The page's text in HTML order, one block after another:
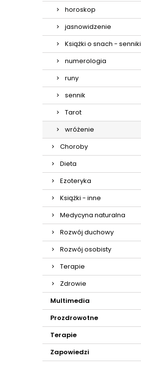
horoskop
jasnowidzenie
Książki o snach - senniki
numerologia
runy
sennik
Tarot
wróżenie
Choroby
Dieta
Ezoteryka
Książki - inne
Medycyna naturalna
Rozwój duchowy
Rozwój osobisty
Terapie
Zdrowie
Multimedia
Prozdrowotne
Terapie
Zapowiedzi